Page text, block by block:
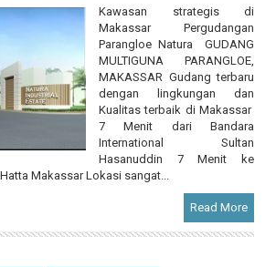
MULTIGUNA PARANGLOE,
MAKASSAR Gudang terbaru
dengan lingkungan dan
Kualitas terbaik di Makassar
7 Menit dari Bandara
International Sultan
Hasanuddin 7 Menit ke
Makassar Lokasi sangat...
Read More